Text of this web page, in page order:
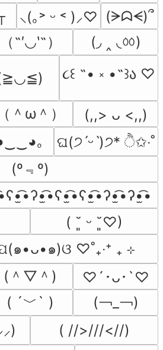
⸜(｡˃ ᵕ ˂ )⸝♡ (ᗒᗣᗕ)՞
（˶′◡‵˶） (◞ ‸ ◟ㆀ)
૮꒰ ˶• ༝ •˶꒱ა ♡
（＾ω＾）
(,,> ᴗ <,,)
｡
ଘ(੭ˊᵕˋ)੭* ੈ✩‧˚
(º﹃º)
( ˘͈ ᵕ ˘͈♡)
๑•ᴗ•๑)ଓ ♡˚₊‧⁺ ₊ ⊹
(＾▽＾)
♡´･ᴗ･`♡
( ´﹀` )
(￢_￢)
( //>///<//)